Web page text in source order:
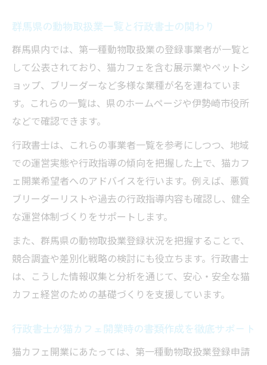
い
支援
猫カフェ開業を支える行政書士のサポート術
行政書士が猫カフェ開業で提供する総合サ
ポート
動物取扱業登録から運営まで行政書士に相
談
行政書士がサポートする開業後の書類管理
法
開業資金計画も行政書士のアドバイスで安
行政書士活用で猫カフェ経営の失敗リスク
を回避
群馬県の動物取扱業一覧と行政書士の関わり
群馬県内では、第一種動物取扱業の登録事業者が一覧と
して公表されており、猫カフェを含む展示業やペットシ
ョップ、ブリーダーなど多様な業種が名を連ねていま
す。これらの一覧は、県のホームページや伊勢崎市役所
などで確認できます。
行政書士は、これらの事業者一覧を参考にしつつ、地域
での運営実態や行政指導の傾向を把握した上で、猫カフ
ェ開業希望者へのアドバイスを行います。例えば、悪質
ブリーダーリストや過去の行政指導内容も確認し、健全
な運営体制づくりをサポートします。
また、群馬県の動物取扱業登録状況を把握することで、
競合調査や差別化戦略の検討にも役立ちます。行政書士
は、こうした情報収集と分析を通じて、安心・安全な猫
カフェ経営のための基礎づくりを支援しています。
行政書士が猫カフェ開業時の書類作成を徹底サポート
猫カフェ開業にあたっては、第一種動物取扱業登録申請